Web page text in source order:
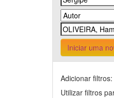
Iniciar uma
Adicionar filtros:
Utilizar filtros